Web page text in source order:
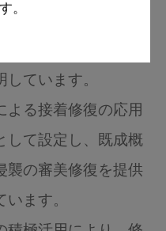
。
ています。
よる接着修復の応用
して設定し、既成概
襲の審美修復を提供
ます。